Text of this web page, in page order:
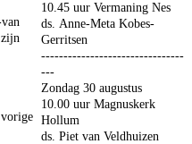
zijn
10.45 uur Vermaning Nes
ds. Anne-Meta Kobes-
Gerritsen
--------------------------------
---
Zondag 30 augustus
10.00 uur Magnuskerk
Hollum
ds. Piet van Veldhuizen